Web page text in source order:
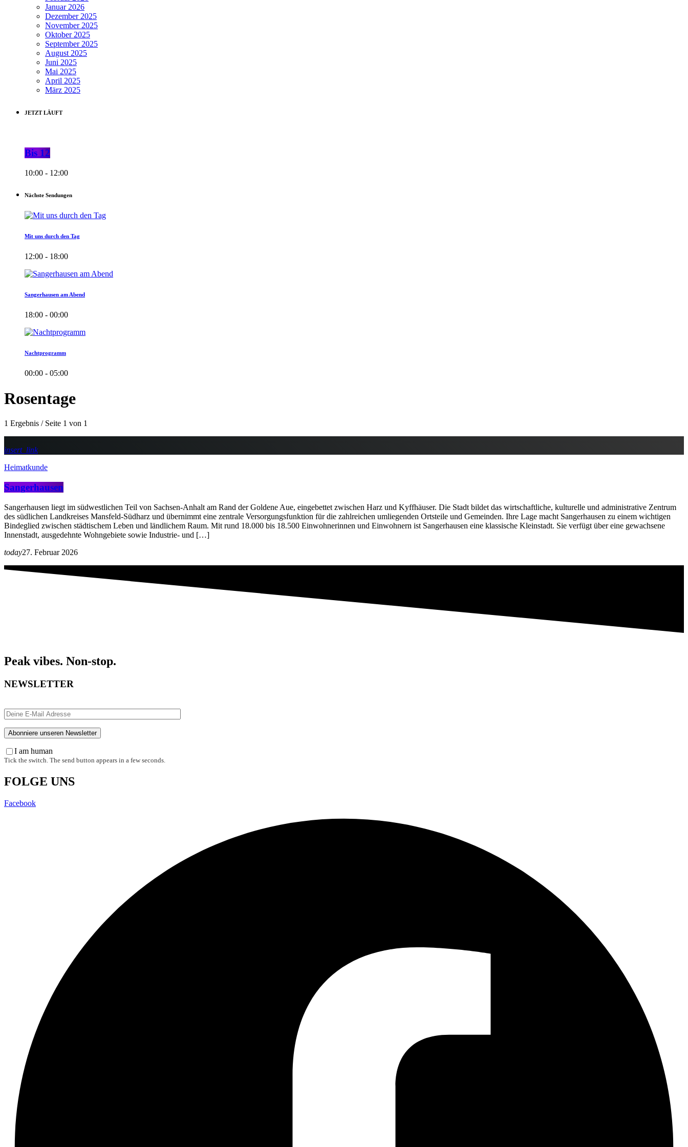
Januar 2026
Dezember 2025
November 2025
Oktober 2025
September 2025
August 2025
Juni 2025
Mai 2025
April 2025
März 2025
JETZT LÄUFT
Bis 12
10:00 - 12:00
Nächste Sendungen
Mit uns durch den Tag
12:00 - 18:00
Sangerhausen am Abend
18:00 - 00:00
Nachtprogramm
00:00 - 05:00
Rosentage
1 Ergebnis / Seite 1 von 1
insert_link
Heimatkunde
Sangerhausen
Sangerhausen liegt im südwestlichen Teil von Sachsen-Anhalt am Rand der Goldene Aue, eingebettet zwischen Harz und Kyffhäuser. Die Stadt bildet das wirtschaftliche, kulturelle und administrative Zentrum
des südlichen Landkreises Mansfeld-Südharz und übernimmt eine zentrale Versorgungsfunktion für die zahlreichen umliegenden Ortsteile und Gemeinden. Ihre Lage macht Sangerhausen zu einem wichtigen
Bindeglied zwischen städtischem Leben und ländlichem Raum. Mit rund 18.000 bis 18.500 Einwohnerinnen und Einwohnern ist Sangerhausen eine klassische Kleinstadt. Sie verfügt über eine gewachsene
Innenstadt, ausgedehnte Wohngebiete sowie Industrie- und […]
today27. Februar 2026
Peak vibes. Non-stop.
NEWSLETTER
I am human
Tick the switch. The send button appears in a few seconds.
FOLGE UNS
Facebook